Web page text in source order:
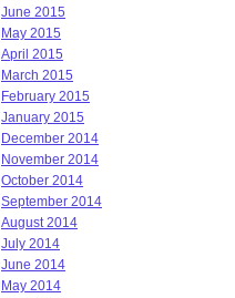
June 2015
May 2015
April 2015
March 2015
February 2015
January 2015
December 2014
November 2014
October 2014
September 2014
August 2014
July 2014
June 2014
May 2014